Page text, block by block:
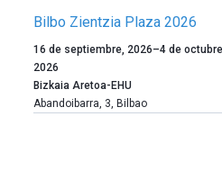
Bilbo Zientzia Plaza 2026
Un
año
más,
Bilbao
16 de septiembre, 2026–4 de
2026
Bizkaia Aretoa-EHU
Abandoibarra, 3, Bilbao